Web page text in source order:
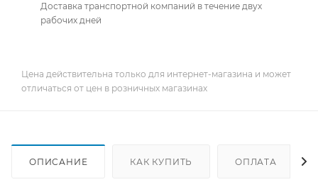
Доставка транспортной компаний в течение двух
рабочих дней
Цена действительна только для интернет-магазина и может
отличаться от цен в розничных магазинах
ОПИСАНИЕ КАК КУПИТЬ ОПЛАТА